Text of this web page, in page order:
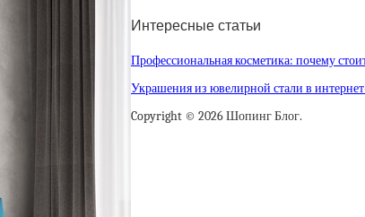
Интересные статьи
Профессиональная косметика: почему
Украшения из ювелирной стали в
Copyright © 2026 Шопинг Блог.